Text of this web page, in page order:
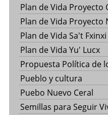
Plan de Vida Proyecto
Plan de Vida Proyecto
Plan de Vida Sa't
Plan de Vida Yu' Lucx
Propuesta Política de
Pueblo y cultura
Puebo Nuevo Ceral
Semillas para Seguir